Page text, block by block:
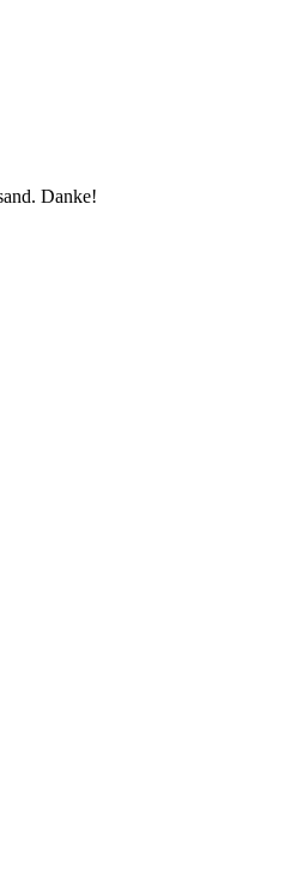
Danke!